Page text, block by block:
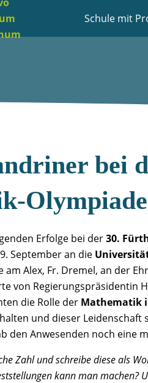
Schule mit
bei
Olympiade
Erfolge bei der30.
September an die
Alex, Fr. Dremel, an der
von Regierungspräsidentin
die Rolle der Mathematik
und dieser
den Anwesenden noch eine
Zahl und schreibe diese als
kann man machen?